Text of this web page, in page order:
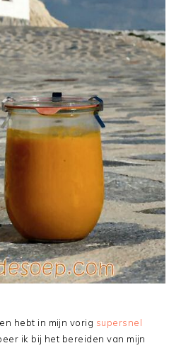
hebt in mijn vorig supersnel
ik bij het bereiden van mijn